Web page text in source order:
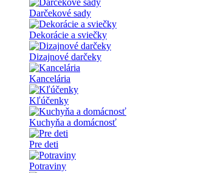
Darčekové sady
Dekorácie a sviečky
Dizajnové darčeky
Kancelária
Kľúčenky
Kuchyňa a domácnosť
Pre deti
Potraviny